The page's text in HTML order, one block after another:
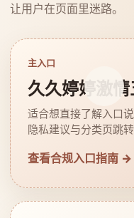
让用户在页面里迷路。
主入口
久久婷婷激
适合想直接了解入口
隐私建议与分类页跳转
查看合规入口指南 →